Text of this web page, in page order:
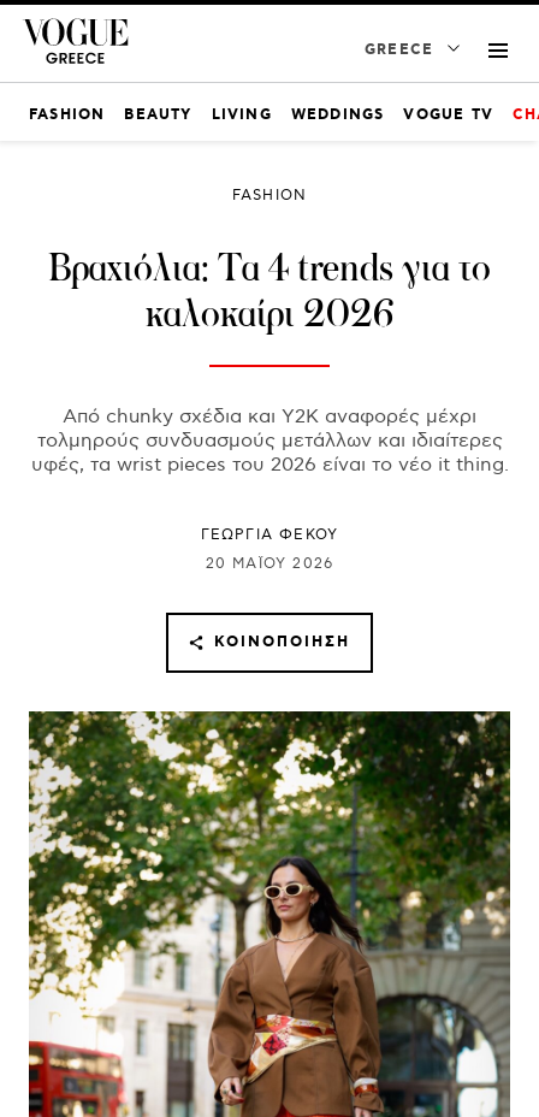
GREECE
FASHION BEAUTY LIVING WEDDINGS VOGUE TV
FASHION
Βραχιόλια: Τα 4 trends για το
καλοκαίρι 2026
Από chunky σχέδια και Y2K αναφορές μέχρι
τολμηρούς συνδυασμούς μετάλλων και ιδιαίτερες
υφές, τα wrist pieces του 2026 είναι το νέο it thing.
ΓΕΩΡΓΙΑ ΦΕΚΟΥ
20 ΜΑΪ́ΟΥ 2026
ΚΟΙΝΟΠΟΊΗΣΗ